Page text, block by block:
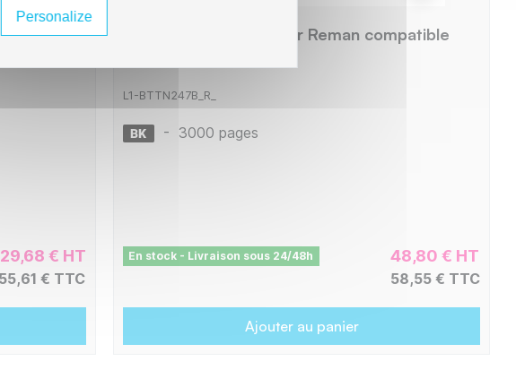
€ HT
€ TTC
Brother TN-247 - Toner Reman compatible
L1-BTTN247B_R_
- 3000 pages
En stock - Livraison sous 24/48h 48,80 € HT
58,55 € TTC
Ajouter au panier
Personalize